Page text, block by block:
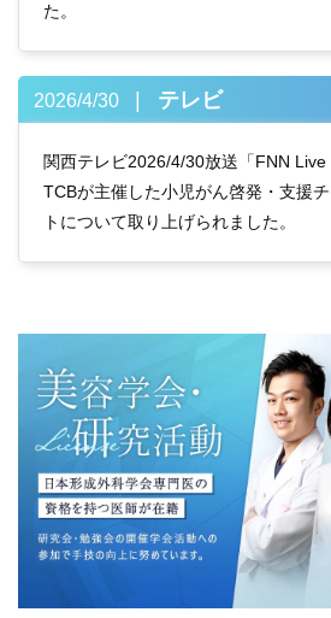
た。
2026/4/30 テレビ
関西テレビ2026/4/30放送「FNN Live
TCBが主催した小児がん啓発・支援
トについて取り上げられました。